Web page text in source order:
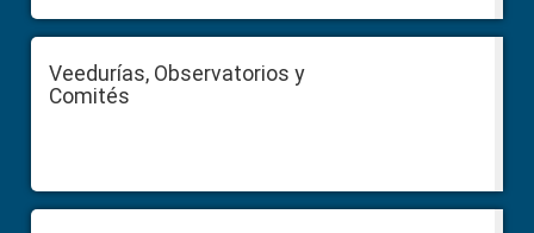
Veedurías, Observatorios y
Comités